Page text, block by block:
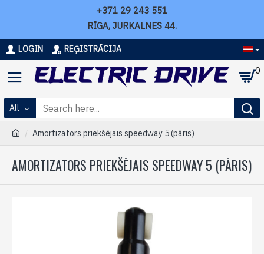
+371 29 243 551
RĪGA, JURKALNES 44.
LOGIN REĢISTRĀCIJA
0
All
Amortizators priekšējais speedway 5 (pāris)
AMORTIZATORS PRIEKŠĒJAIS SPEEDWAY 5 (PĀRIS)